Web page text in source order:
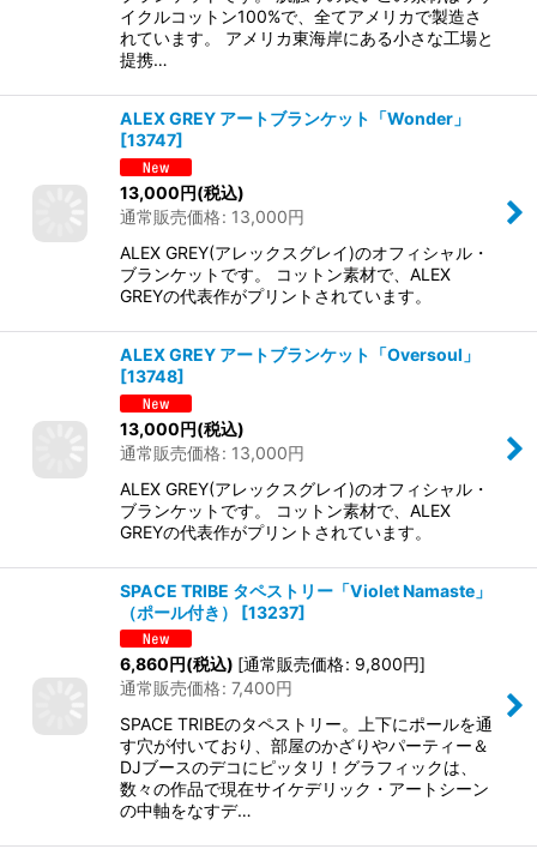
イクルコットン100%で、全てアメリカで製造さ
れています。 アメリカ東海岸にある小さな工場と
提携…
ALEX GREY アートブランケット「Wonder」
[13747]
13,000円(税込)
通常販売価格: 13,000円
ALEX GREY(アレックスグレイ)のオフィシャル・
ブランケットです。 コットン素材で、ALEX
GREYの代表作がプリントされています。
ALEX GREY アートブランケット「Oversoul」
[13748]
13,000円(税込)
通常販売価格: 13,000円
ALEX GREY(アレックスグレイ)のオフィシャル・
ブランケットです。 コットン素材で、ALEX
GREYの代表作がプリントされています。
SPACE TRIBE タペストリー「Violet Namaste」
（ポール付き）
[13237]
6,860円(税込) [通常販売価格: 9,800円]
通常販売価格: 7,400円
SPACE TRIBEのタペストリー。上下にポールを通
す穴が付いており、部屋のかざりやパーティー＆
DJブースのデコにピッタリ！グラフィックは、
数々の作品で現在サイケデリック・アートシーン
の中軸をなすデ…